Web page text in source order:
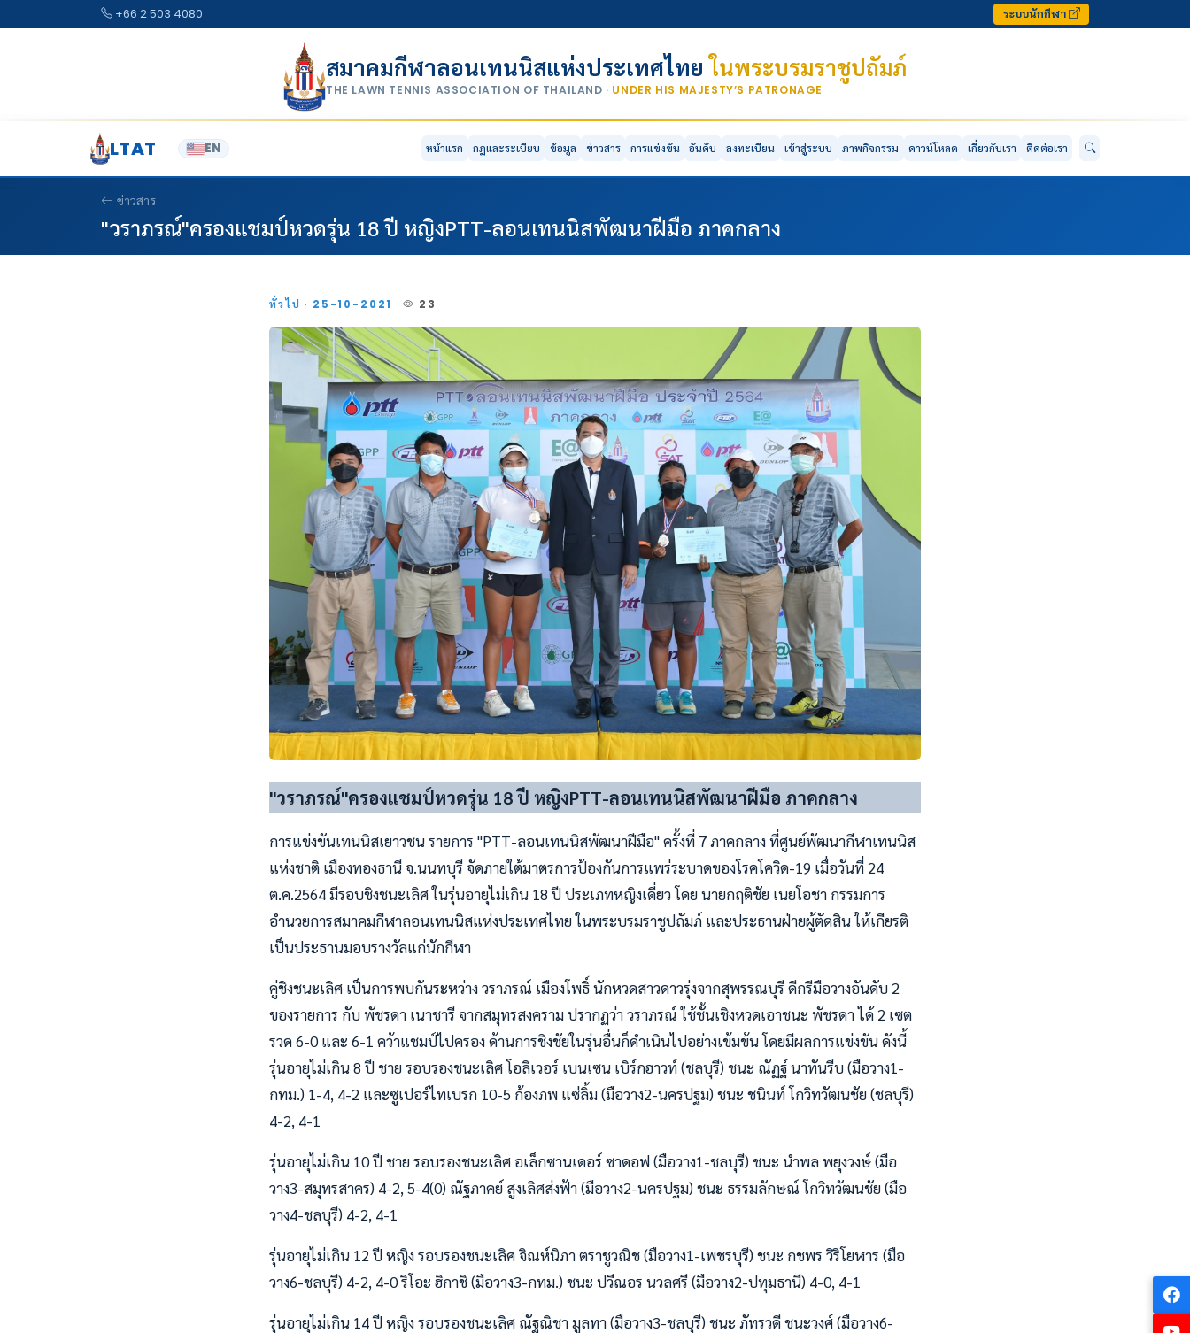
+66 2 503 4080 ระบบนักกีฬา
สมาคมกีฬาลอนเทนนิสแห่งประเทศไทยในพระบรมราชูปถัมภ์
THE LAWN TENNIS ASSOCIATION OF THAILAND · UNDER HIS MAJESTY’S PATRONAGE
LTAT EN หน้าแรก กฎและระเบียบ ข้อมูล ข่าวสาร การแข่งขัน อันดับ ลงทะเบียน เข้าสู่ระบบ ภาพกิจกรรม ดาวน์โหลด เกี่ยวกับเรา ติดต่อเรา
ข่าวสาร
"วราภรณ์"ครองแชมป์หวดรุ่น 18 ปี หญิงPTT-ลอนเทนนิสพัฒนาฝีมือ ภาคกลาง
ทั่วไป · 25-10-2021 23
"วราภรณ์"ครองแชมป์หวดรุ่น 18 ปี หญิงPTT-ลอนเทนนิสพัฒนาฝีมือ ภาคกลาง
การแข่งขันเทนนิสเยาวชน รายการ "PTT-ลอนเทนนิสพัฒนาฝีมือ" ครั้งที่ 7 ภาคกลาง ที่ศูนย์พัฒนากีฬาเทนนิส
แห่งชาติ เมืองทองธานี จ.นนทบุรี จัดภายใต้มาตรการป้องกันการแพร่ระบาดของโรคโควิด-19 เมื่อวันที่ 24
ต.ค.2564 มีรอบชิงชนะเลิศ ในรุ่นอายุไม่เกิน 18 ปี ประเภทหญิงเดี่ยว โดย นายกฤติชัย เนยโอชา กรรมการ
อำนวยการสมาคมกีฬาลอนเทนนิสแห่งประเทศไทย ในพระบรมราชูปถัมภ์ และประธานฝ่ายผู้ตัดสิน ให้เกียรติ
เป็นประธานมอบรางวัลแก่นักกีฬา
คู่ชิงชนะเลิศ เป็นการพบกันระหว่าง วราภรณ์ เมืองโพธิ์ นักหวดสาวดาวรุ่งจากสุพรรณบุรี ดีกรีมือวางอันดับ 2
ของรายการ กับ พัชรดา เนาชารี จากสมุทรสงคราม ปรากฏว่า วราภรณ์ ใช้ชั้นเชิงหวดเอาชนะ พัชรดา ได้ 2 เซต
รวด 6-0 และ​ 6-1 คว้าแชมป์ไปครอง ด้านการชิงชัยในรุ่นอื่นก็ดำเนินไปอย่างเข้มข้น โดยมีผลการแข่งขัน ดังนี้
รุ่นอายุไม่เกิน 8 ปี ชาย รอบรองชนะเลิศ โอลิเวอร์ เบนเซน เบิร์กฮาวท์ (ชลบุรี) ชนะ ณัฏฐ์ นาทันรีบ (มือวาง1-
กทม.) 1-4, 4-2 และซูเปอร์ไทเบรก 10-5 ก้องภพ แซ่ลิ้ม (มือวาง2-นครปฐม) ชนะ ชนินท์ โกวิทวัฒนชัย (ชลบุรี)
4-2, 4-1
รุ่นอายุไม่เกิน 10 ปี ชาย รอบรองชนะเลิศ อเล็กซานเดอร์ ซาดอฟ (มือวาง1-ชลบุรี) ชนะ นำพล พยุงวงษ์ (มือ
วาง3-สมุทรสาคร) 4-2, 5-4(0) ณัฐภาคย์ สูงเลิศส่งฟ้า (มือวาง2-นครปฐม) ชนะ ธรรมลักษณ์ โกวิทวัฒนชัย (มือ
วาง4-ชลบุรี) 4-2, 4-1
รุ่นอายุไม่เกิน 12 ปี หญิง รอบรองชนะเลิศ จิณห์นิภา ตราชูวณิช (มือวาง1-เพชรบุรี) ชนะ กชพร วิริโยฬาร (มือ
วาง6-ชลบุรี) 4-2, 4-0 ริโอะ ฮิกาชิ (มือวาง3-กทม.) ชนะ ปวีณอร นวลศรี (มือวาง2-ปทุมธานี) 4-0, 4-1
รุ่นอายุไม่เกิน 14 ปี หญิง รอบรองชนะเลิศ ณัฐณิชา มูลทา (มือวาง3-ชลบุรี) ชนะ ภัทรวดี ชนะวงศ์ (มือวาง6-